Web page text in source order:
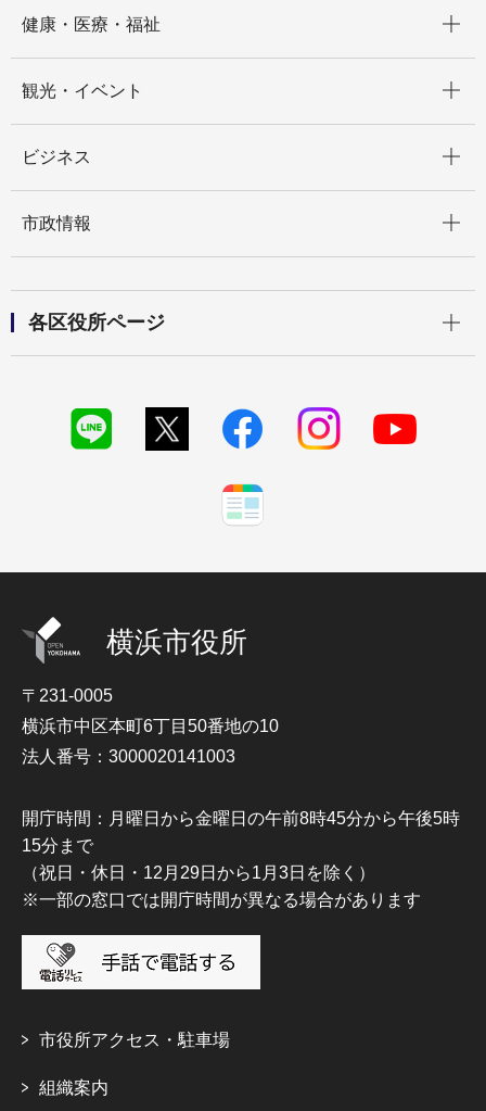
健康・医療・福祉
観光・イベント
ビジネス
市政情報
各区役所ページ
横浜市役所
〒231-0005
横浜市中区本町6丁目50番地の10
法人番号：3000020141003
開庁時間：月曜日から金曜日の午前8時45分から午後5時
15分まで
（祝日・休日・12月29日から1月3日を除く）
※一部の窓口では開庁時間が異なる場合があります
市役所アクセス・駐車場
組織案内